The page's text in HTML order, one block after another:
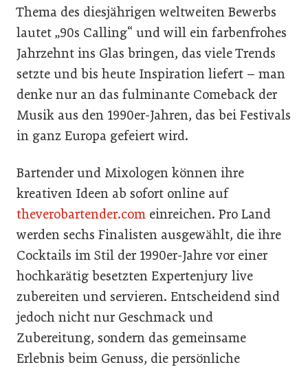
Thema des diesjährigen weltweiten Bewerbs
lautet „90s Calling“ und will ein farbenfrohes
Jahrzehnt ins Glas bringen, das viele Trends
setzte und bis heute Inspiration liefert – man
denke nur an das fulminante Comeback der
Musik aus den 1990er-Jahren, das bei Festivals
in ganz Europa gefeiert wird.
Bartender und Mixologen können ihre
kreativen Ideen ab sofort online auf
theverobartender.com einreichen. Pro Land
werden sechs Finalisten ausgewählt, die ihre
Cocktails im Stil der 1990er-Jahre vor einer
hochkarätig besetzten Expertenjury live
zubereiten und servieren. Entscheidend sind
jedoch nicht nur Geschmack und
Zubereitung, sondern das gemeinsame
Erlebnis beim Genuss, die persönliche